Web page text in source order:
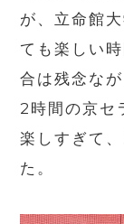
が、立命館
ても楽しい
合は残念な
2 時間の京セ
楽しすぎて
た。